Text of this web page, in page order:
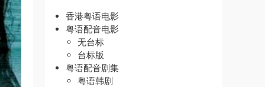
香港粤语电影
粤语配音电影
无台标
台标版
粤语配音剧集
粤语韩剧